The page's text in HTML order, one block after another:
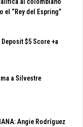
el “Rey del Espring”
$5 Score +a
a Silvestre
Angie Rodríguez